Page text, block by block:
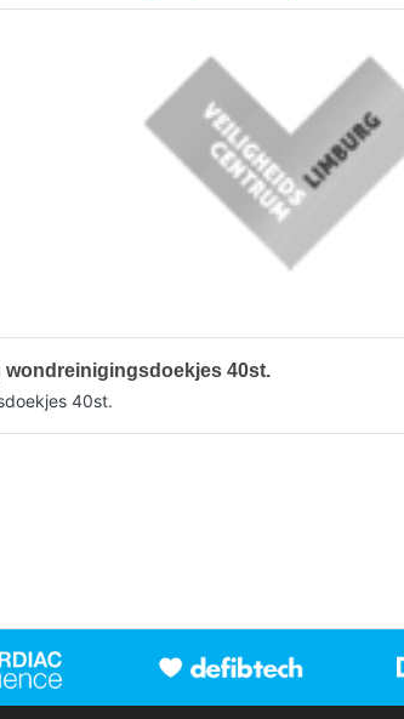
wondreinigingsdoekjes 40st.
40st.